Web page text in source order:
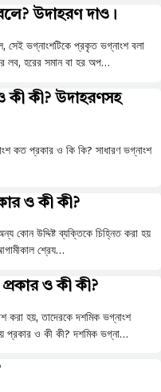
উদাহরণ দাও।
সেই ভগ্নাংশটিকে প্রকৃত ভগ্নাংশ বলা
হরের সমান বা হর অপ…
কী কী? উদাহরণসহ
কত প্রকার ও কি কি? সাধারণ ভগ্নাংশ
ও কী কী?
কোন উদ্দিষ্ট ব্যক্তিকে চিহ্নিত করা হয়
শ্রেয…
ও কী কী?
করা হয়, তাদেরকে দশমিক ভগ্নাংশ
ও কী কী? দশমিক ভগ্না…